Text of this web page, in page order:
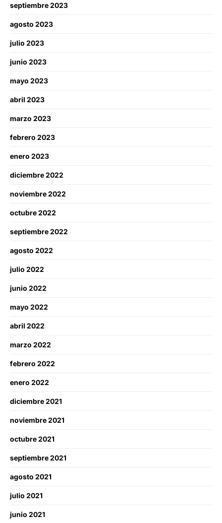
septiembre 2023
agosto 2023
julio 2023
junio 2023
mayo 2023
abril 2023
marzo 2023
febrero 2023
enero 2023
diciembre 2022
noviembre 2022
octubre 2022
septiembre 2022
agosto 2022
julio 2022
junio 2022
mayo 2022
abril 2022
marzo 2022
febrero 2022
enero 2022
diciembre 2021
noviembre 2021
octubre 2021
septiembre 2021
agosto 2021
julio 2021
junio 2021